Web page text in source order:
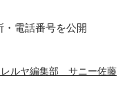
電話番号を公開
ルヤ編集部 サニー佐藤